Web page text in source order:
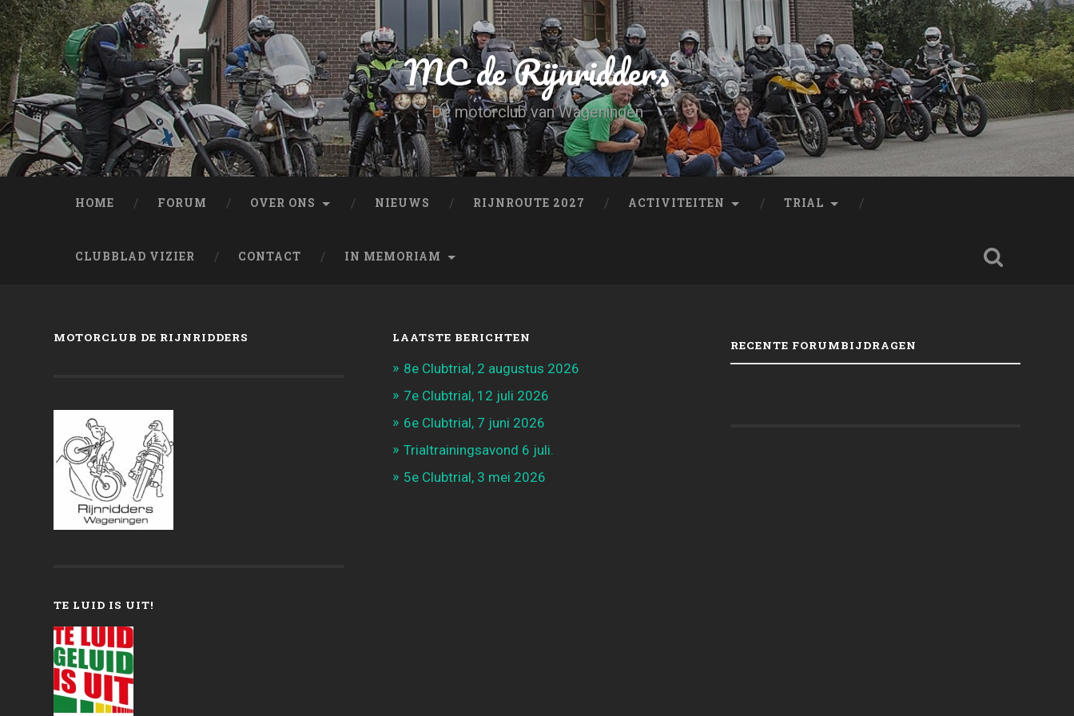
MC de Rijnridders
De motorclub van Wageningen
HOME FORUM OVER ONS NIEUWS RIJNROUTE 2027 ACTIVITEITEN TRIAL
CLUBBLAD VIZIER CONTACT IN MEMORIAM
MOTORCLUB DE RIJNRIDDERS
TE LUID IS UIT!
LAATSTE BERICHTEN
8e Clubtrial, 2 augustus 2026
7e Clubtrial, 12 juli 2026
6e Clubtrial, 7 juni 2026
Trialtrainingsavond 6 juli.
5e Clubtrial, 3 mei 2026
RECENTE FORUMBIJDRAGEN